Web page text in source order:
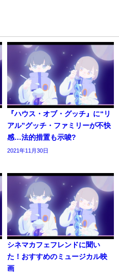
『ハウス・オブ・グッチ』に“リ
アル”グッチ・ファミリーが不快
感…法的措置も示唆?
2021年11月30日
シネマカフェフレンドに聞い
た！おすすめのミュージカル映
画